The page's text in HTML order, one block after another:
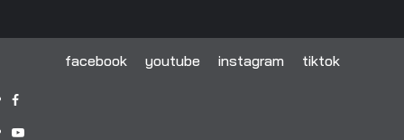
facebook youtube instagram tiktok
facebook
youtube